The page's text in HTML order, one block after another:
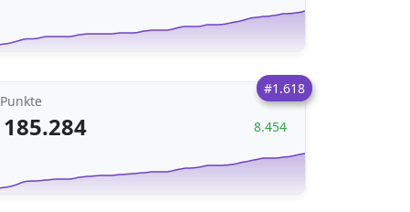
#1.618
Punkte
185.284 8.454